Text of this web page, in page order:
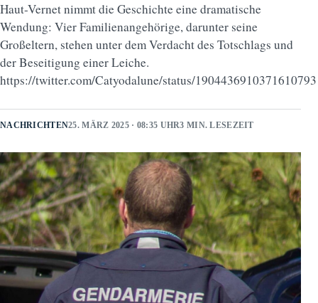
Haut-Vernet nimmt die Geschichte eine dramatische
Wendung: Vier Familienangehörige, darunter seine
Großeltern, stehen unter dem Verdacht des Totschlags und
der Beseitigung einer Leiche.
https://twitter.com/Catyodalune/status/
NACHRICHTEN25. MÄRZ 2025 · 08:35 UHR3 MIN. LESEZEIT